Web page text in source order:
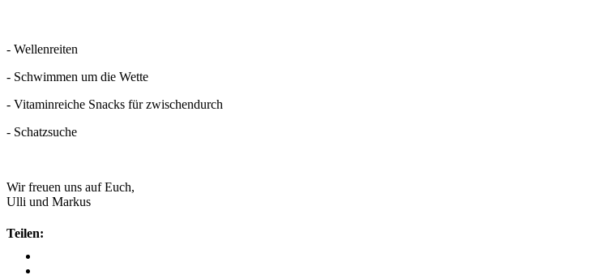
- Wellenreiten
- Schwimmen um die Wette
- Vitaminreiche Snacks für zwischendurch
- Schatzsuche
Wir freuen uns auf Euch,
Ulli und Markus
Teilen: